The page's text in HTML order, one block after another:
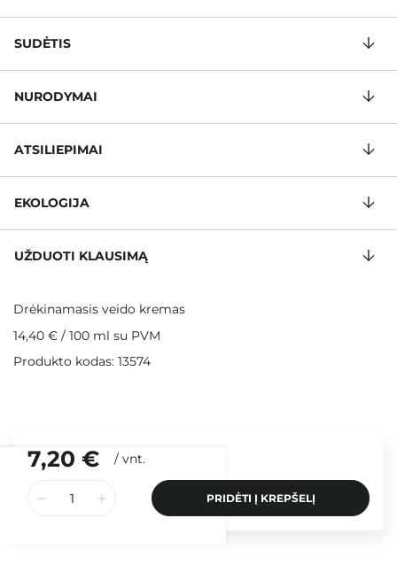
7,20 € / vnt.
PRIDĖTI Į KREPŠELĮ
SUDĖTIS
NURODYMAI
ATSILIEPIMAI
EKOLOGIJA
UŽDUOTI KLAUSIMĄ
Drėkinamasis veido kremas
14,40 € / 100 ml su PVM
Produkto kodas: 13574